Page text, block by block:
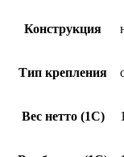
Конструкция
Тип крепления
Вес нетто (1С)